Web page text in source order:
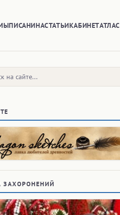
ПИСАНИНАСТАТЬИКАБИНЕТАТЛАС
ЗАХОРОНЕНИЙ